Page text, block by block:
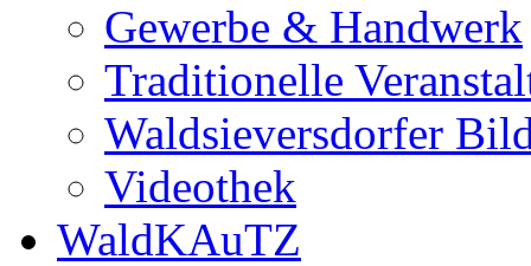
Gewerbe & Handwerk
Traditionelle
Waldsieversdorfer
Videothek
WaldKAuTZ